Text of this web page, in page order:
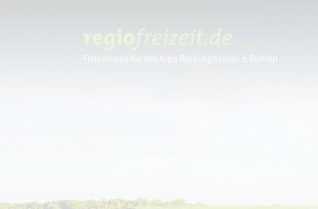
Freizeittipps für den Kreis Recklinghausen & Bottrop